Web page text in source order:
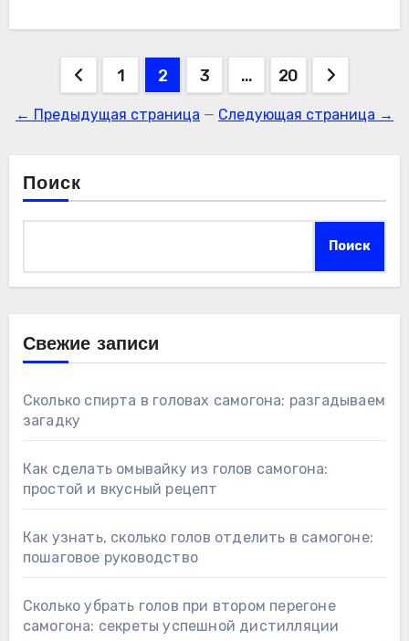
Пагинация
записей
1 2 3 … 20
← Предыдущая страница — Следующая страница →
Поиск
Поиск
Свежие записи
Сколько спирта в головах самогона: разгадываем
загадку
Как сделать омывайку из голов самогона:
простой и вкусный рецепт
Как узнать, сколько голов отделить в самогоне:
пошаговое руководство
Сколько убрать голов при втором перегоне
самогона: секреты успешной дистилляции